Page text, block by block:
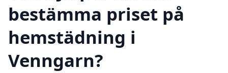
bestämma priset på
hemstädning i
Venngarn?